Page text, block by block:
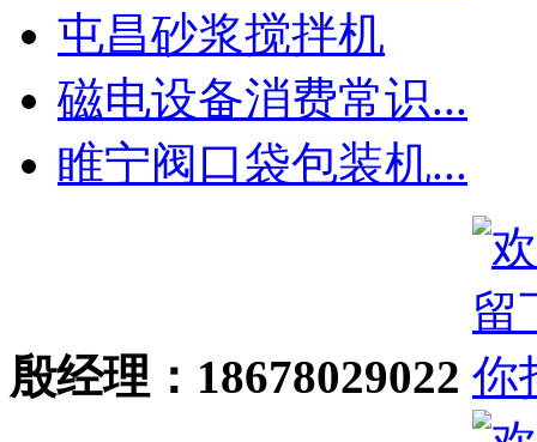
屯昌砂浆搅拌机
磁电设备消费常识...
睢宁阀口袋包装机...
殷经理：18678029022